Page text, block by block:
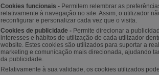
Cookies funcionais - Permitem relembrar as
relativamente à navegação no site. Assim, o utilizador
reconfigurar e personalizar cada vez que o visita.
Cookies de publicidade - Permite direcionar a
interesses e hábitos de utilização de cada utilizador
website. Estes cookies são utilizados para suportar a
marketing e comunicação mais direcionada, ajudando
da publicidade.
Relativamente à sua validade, os cookies utilizados